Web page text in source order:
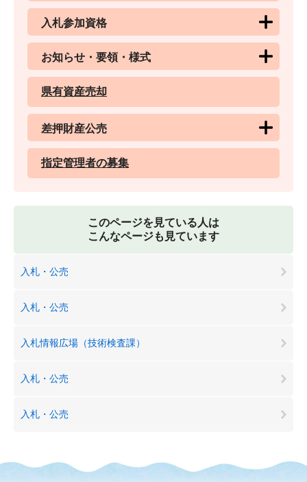
入札参加資格
お知らせ・要領・様式
県有資産売却
差押財産公売
指定管理者の募集
このページを見ている人は
こんなページも見ています
入札・公売
入札・公売
入札情報広場（技術検査課）
入札・公売
入札・公売